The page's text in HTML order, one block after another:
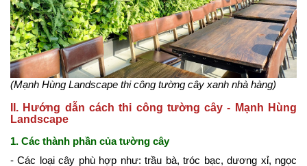
(Mạnh Hùng Landscape thi công tường cây xanh nhà hàng)
II. Hướng dẫn cách thi công tường cây - Mạnh Hùng
Landscape
1. Các thành phần của tường cây
- Các loại cây phù hợp như: trầu bà, tróc bạc, dương xỉ, ngọc